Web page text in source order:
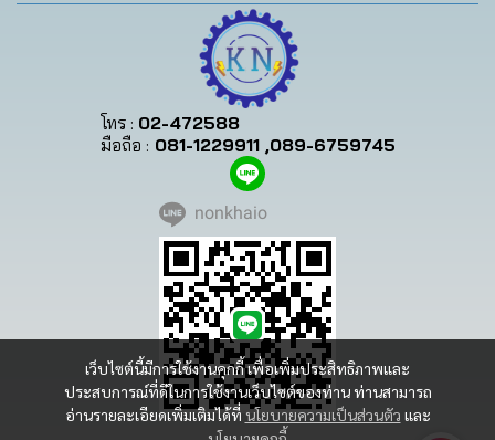
เว็บไซต์นี้มีการใช้งานคุกกี้ เพื่อเพิ่มประสิทธิภาพและ
ประสบการณ์ที่ดีในการใช้งานเว็บไซต์ของท่าน ท่านสามารถ
อ่านรายละเอียดเพิ่มเติมได้ที่ นโยบายความเป็นส่วนตัว และ
โทร : 02-472588
มือถือ : 081-1229911 ,089-6759745
nonkhaio